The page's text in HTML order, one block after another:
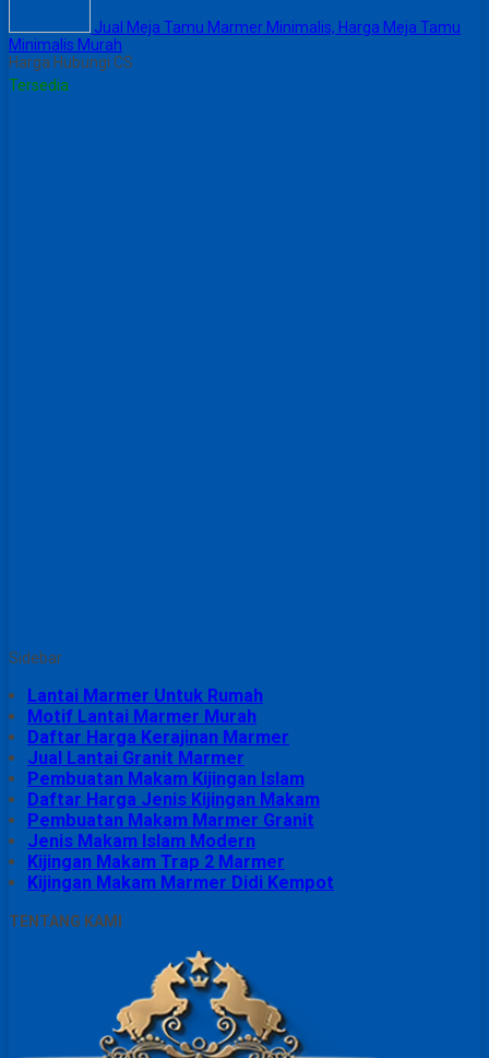
Jual Meja Tamu Marmer Minimalis, Harga Meja Tamu
Minimalis Murah
Harga Hubungi CS
Tersedia
Sidebar
Lantai Marmer Untuk Rumah
Motif Lantai Marmer Murah
Daftar Harga Kerajinan Marmer
Jual Lantai Granit Marmer
Pembuatan Makam Kijingan Islam
Daftar Harga Jenis Kijingan Makam
Pembuatan Makam Marmer Granit
Jenis Makam Islam Modern
Kijingan Makam Trap 2 Marmer
Kijingan Makam Marmer Didi Kempot
TENTANG KAMI